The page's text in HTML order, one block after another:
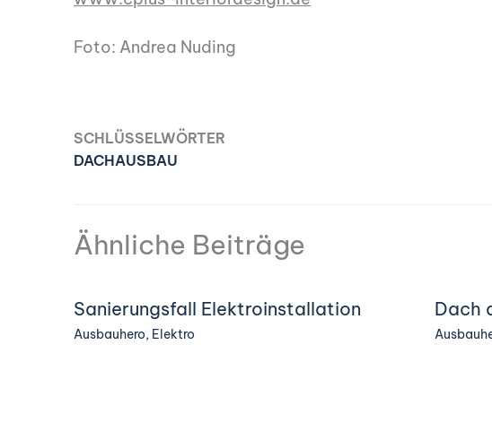
Foto: Andrea Nuding
SCHLÜSSELWÖRTER
DACHAUSBAU
Ähnliche Beiträge
Sanierungsfall Elektroinstallation
Ausbauhero, Elektro
Dach